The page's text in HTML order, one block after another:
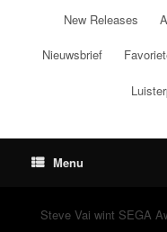
New Releases
Nieuwsbrief
Menu
Steve Vai wint SEGA